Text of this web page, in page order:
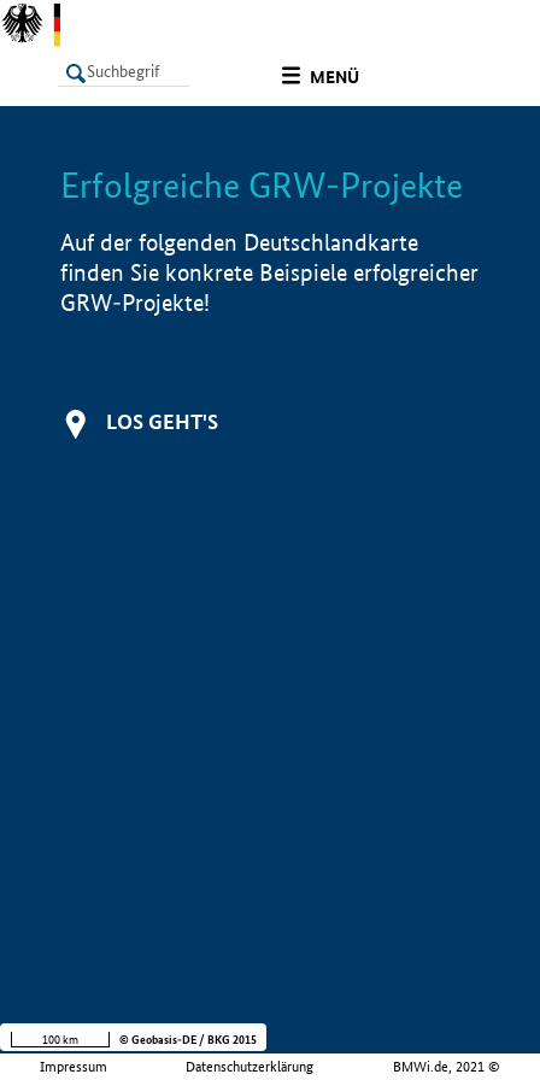
MENÜ
LISTE Info
Erfolgreiche GRW-Projekte
Auf der folgenden Deutschlandkarte
finden Sie konkrete Beispiele erfolgreicher
GRW-Projekte!
LOS GEHT'S
Impressum Datenschutzerklärung BMWi.de, 2021 ©
100 km © Geobasis-DE / BKG 2015